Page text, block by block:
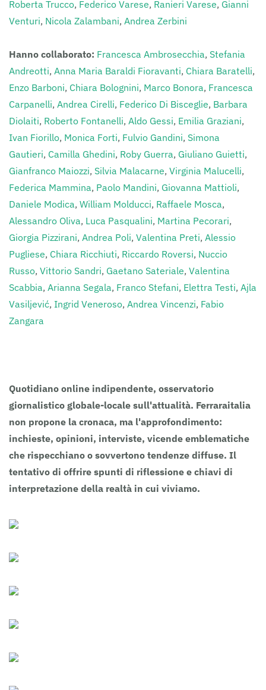
Roberta Trucco, Federico Varese, Ranieri Varese, Gianni
Venturi, Nicola Zalambani, Andrea Zerbini
Hanno collaborato: Francesca Ambrosecchia, Stefania
Andreotti, Anna Maria Baraldi Fioravanti, Chiara Baratelli,
Enzo Barboni, Chiara Bolognini, Marco Bonora, Francesca
Carpanelli, Andrea Cirelli, Federico Di Bisceglie, Barbara
Diolaiti, Roberto Fontanelli, Aldo Gessi, Emilia Graziani,
Ivan Fiorillo, Monica Forti, Fulvio Gandini, Simona
Gautieri, Camilla Ghedini, Roby Guerra, Giuliano Guietti,
Gianfranco Maiozzi, Silvia Malacarne, Virginia Malucelli,
Federica Mammina, Paolo Mandini, Giovanna Mattioli,
Daniele Modica, William Molducci, Raffaele Mosca,
Alessandro Oliva, Luca Pasqualini, Martina Pecorari,
Giorgia Pizzirani, Andrea Poli, Valentina Preti, Alessio
Pugliese, Chiara Ricchiuti, Riccardo Roversi, Nuccio
Russo, Vittorio Sandri, Gaetano Sateriale, Valentina
Scabbia, Arianna Segala, Franco Stefani, Elettra Testi, Ajla
Vasiljević, Ingrid Veneroso, Andrea Vincenzi, Fabio
Zangara
Quotidiano online indipendente, osservatorio
giornalistico globale-locale sull'attualità. Ferraraitalia
non propone la cronaca, ma l'approfondimento:
inchieste, opinioni, interviste, vicende emblematiche
che rispecchiano o sovvertono tendenze diffuse. Il
tentativo di offrire spunti di riflessione e chiavi di
interpretazione della realtà in cui viviamo.